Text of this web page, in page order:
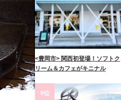
<豊岡市> 関西初登場！ソフトク
リーム＆カフェがキニナル
9位